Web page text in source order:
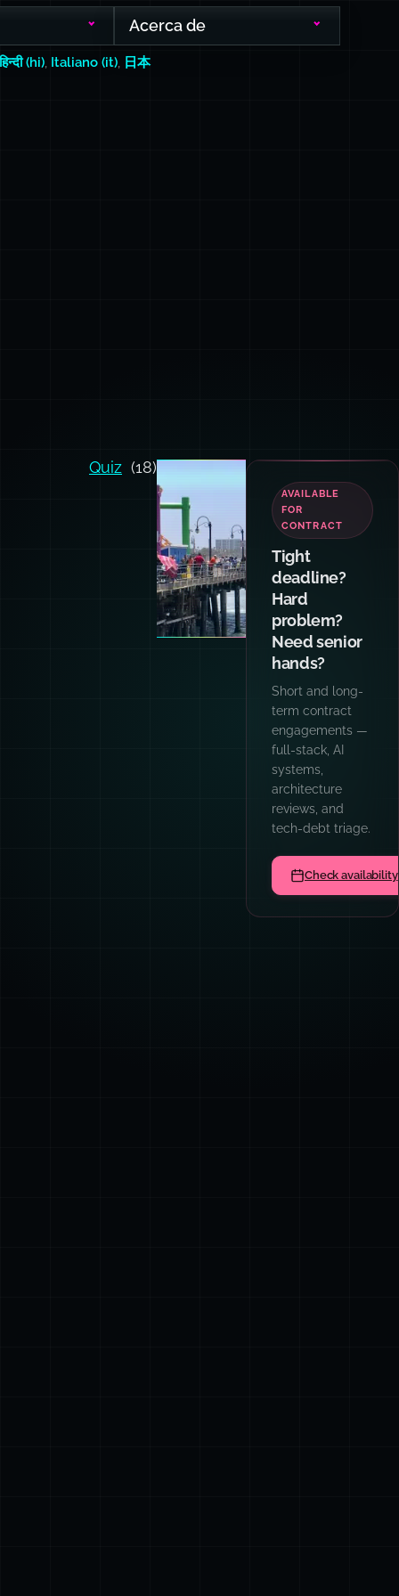
Acerca de
हिन्दी (hi) Italiano (it) 日本
Quiz (18)
TEAM
TRAINING
Want your
team and
agents
writing code
like I do?
Hands-on
workshops for
engineering
teams: AI
patterns, prompt
engineering,
TypeScript,
async
architecture, and
code quality
Book a team